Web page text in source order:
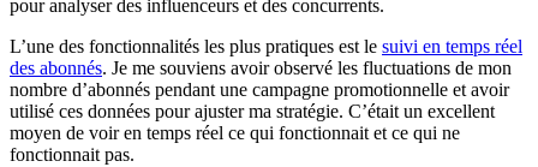
pour analyser des influenceurs et des concurrents.
L’une des fonctionnalités les plus pratiques est le suivi en temps réel
des abonnés. Je me souviens avoir observé les fluctuations de mon
nombre d’abonnés pendant une campagne promotionnelle et avoir
utilisé ces données pour ajuster ma stratégie. C’était un excellent
moyen de voir en temps réel ce qui fonctionnait et ce qui ne
fonctionnait pas.